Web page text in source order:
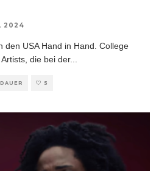
2024
den USA Hand in Hand. College
die bei der...
5